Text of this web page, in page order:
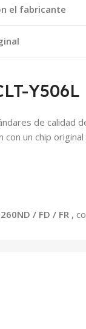
el fabricante
de calidad
con un chip
/ FD / FR ,